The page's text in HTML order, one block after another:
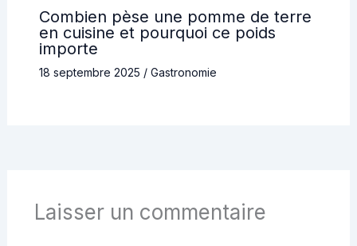
Combien pèse une pomme de terre
en cuisine et pourquoi ce poids
importe
18 septembre 2025 / Gastronomie
Laisser un commentaire